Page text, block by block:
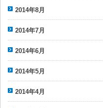
2014年8月
2014年7月
2014年6月
2014年5月
2014年4月